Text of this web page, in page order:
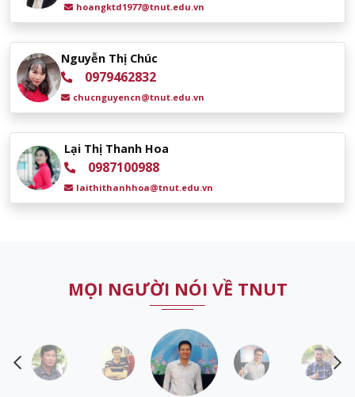
hoangktd1977@tnut.edu.vn
Nguyễn Thị Chúc
0979462832
chucnguyencn@tnut.edu.vn
Lại Thị Thanh Hoa
0987100988
laithithanhhoa@tnut.edu.vn
MỌI NGƯỜI NÓI VỀ TNUT